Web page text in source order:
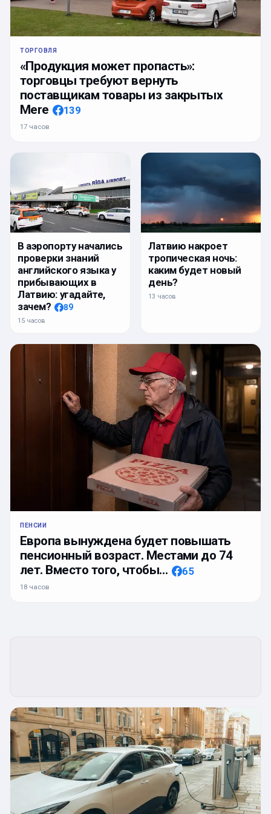
ТОРГОВЛЯ
«Продукция может пропасть»:
торговцы требуют вернуть
поставщикам товары из закрытых
Mere
139
17 часов
В аэропорту начались
проверки знаний
английского языка у
прибывающих в
Латвию: угадайте,
зачем?
89
15 часов
Латвию накроет
тропическая ночь:
каким будет новый
день?
13 часов
ПЕНСИИ
Европа вынуждена будет повышать
пенсионный возраст. Местами до 74
лет. Вместо того, чтобы…
65
18 часов